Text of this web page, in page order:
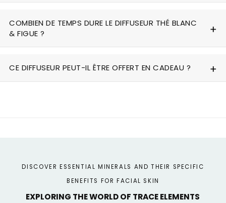
COMBIEN DE TEMPS DURE LE DIFFUSEUR THÉ BLANC
& FIGUE ?
CE DIFFUSEUR PEUT-IL ÊTRE OFFERT EN CADEAU ?
DISCOVER ESSENTIAL MINERALS AND THEIR SPECIFIC
BENEFITS FOR FACIAL SKIN
EXPLORING THE WORLD OF TRACE ELEMENTS